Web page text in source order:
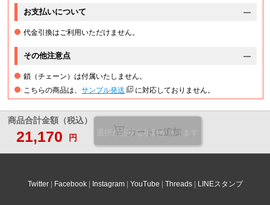
お支払いについて
代金引換はご利用いただけません。
その他注意点
鎖（チェーン）は付属いたしません。
こちらの商品は、サンプル発送 に対応しておりません。
商品合計金額（税込）
21,170 円
カートに追加
選択が必要な項目があります
Twitter Facebook Instagram YouTube Threads LINEスタンプ